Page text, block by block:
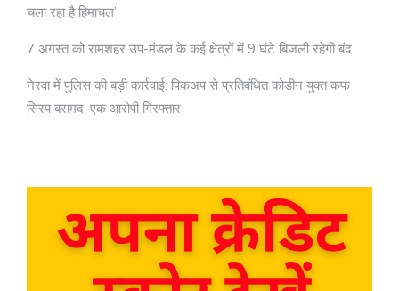
चला रहा है हिमाचल’
7 अगस्त को रामशहर उप-मंडल के कई क्षेत्रों में 9 घंटे बिजली रहेगी बंद
नेरवा में पुलिस की बड़ी कार्रवाई: पिकअप से प्रतिबंधित कोडीन युक्त कफ
सिरप बरामद, एक आरोपी गिरफ्तार